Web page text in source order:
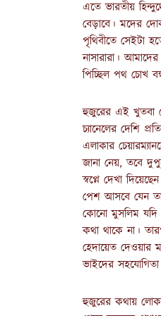
এতে ভারতীয়
বেড়াবে। মদের
পৃথিবীতে সেইটা
নাসারারা।
পিচ্ছিল পথ চোখ
হুজুরের এই খুতবা
চ্যানেলের দেশি
এলাকার
জানা নেয়, তবে
স্বপ্নে দেখা
পেশ আসবে যেন
কোনো মুসলিম যদি
কথা থাকে না।
হেদায়েত
ভাইদের
হুজুরের কথায়